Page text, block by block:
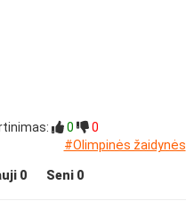
0
0
#Olimpinės žaidynės
0 Seni 0